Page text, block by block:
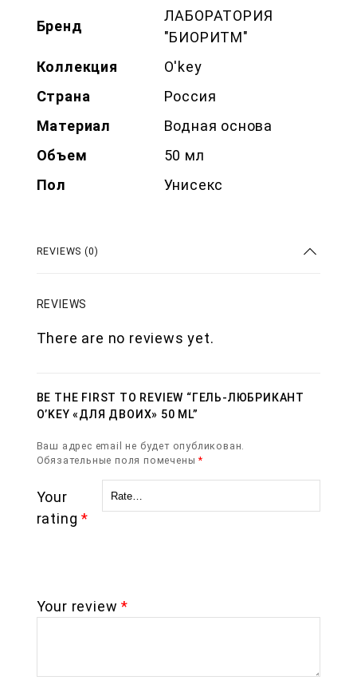
Бренд
ЛАБОРАТОРИЯ
"БИОРИТМ"
Коллекция
O'key
Страна
Россия
Материал
Водная основа
Объем
50 мл
Пол
Унисекс
REVIEWS (0)
REVIEWS
There are no reviews yet.
BE THE FIRST TO REVIEW “ГЕЛЬ-ЛЮБРИКАНТ
O’KEY «ДЛЯ ДВОИХ» 50 ML”
Ваш адрес email не будет опубликован.
Обязательные поля помечены*
Your
rating*
Your review*